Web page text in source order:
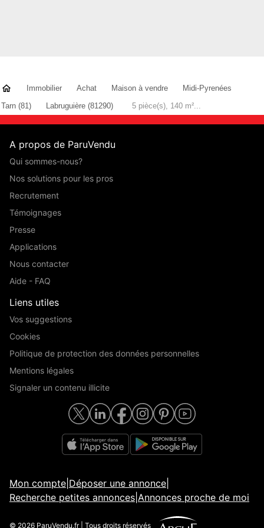
Immobilier Achat Maison à vendre
Midi-Pyrenées
Tarn (81)
Labruguière (81290) 5 pièce(s), 140 m²...
A propos de ParuVendu
Qui sommes-nous?
Nos solutions pour les pros
Recrutement
Témoignages
Presse
Applications
Nous contacter
Aide - FAQ
Liens utiles
Vos suggestions
Cookies
Politique de protection des données personnelles
Mentions légales
Signaler un contenu illicite
Mon compte Déposer une annonce
Recherche petites annonces Annonces proche de moi
© 2026 ParuVendu.fr | Tous droits réservés